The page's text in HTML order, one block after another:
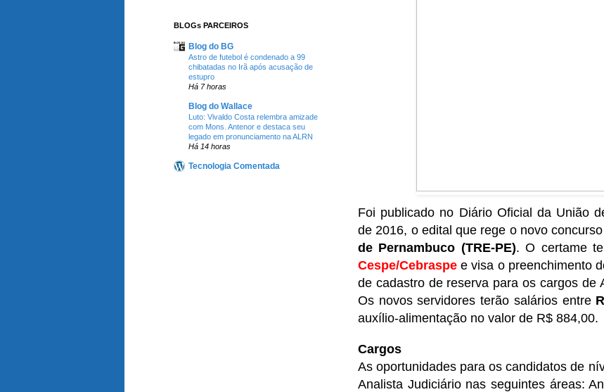
Foi publicado no Diário Oficial da União
de 2016, o edital que rege o novo
de Pernambuco (TRE-PE). O certame
Cespe/Cebraspe e visa o preenchimento
de cadastro de reserva para os cargos de
Os novos servidores terão salários entre
auxílio-alimentação no valor de R$ 884,00.
Cargos
As oportunidades para os candidatos de
Analista Judiciário nas seguintes áreas:
BLOGs PARCEIROS
Blog do BG
Astro de futebol é condenado a 99
chibatadas no Irã após acusação de
estupro
Há 7 horas
Blog do Wallace
Luto: Vivaldo Costa relembra amizade
com Mons. Antenor e destaca seu
legado em pronunciamento na ALRN
Há 14 horas
Tecnologia Comentada